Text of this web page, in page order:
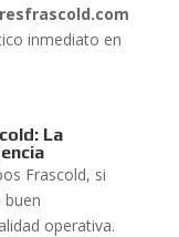
inmediato en
La
Frascold, si
buen
operativa.